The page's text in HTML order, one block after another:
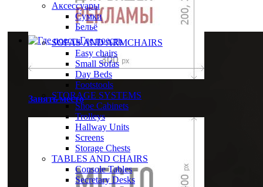
Занять место
Аксессуары
Сумки
Бельё
Где поесть
SOFAS AND ARMCHAIRS
Easy chairs
Small Sofas
Day Beds
Footstools
STORAGE SYSTEMS
Shoe Cabinets
Trolleys
Hallway Units
Screens
Storage Chests
TABLES AND CHAIRS
Console Tables
Secretary Desks